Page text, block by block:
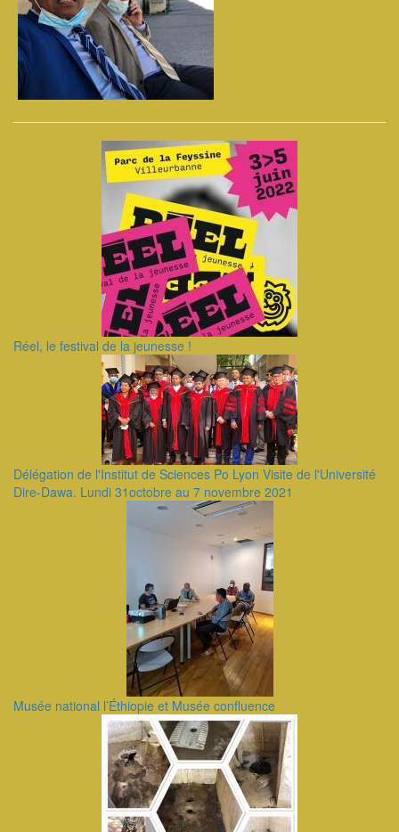
Réel, le festival de la jeunesse !
Délégation de l'Institut de Sciences Po Lyon Visite de l'Université
Dire-Dawa. Lundi 31octobre au 7 novembre 2021
Musée national l’Éthiopie et Musée confluence